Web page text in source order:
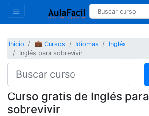
Inicio 💼 Cursos Idiomas
Inglés
Inglés para sobrevivir
Curso gratis de Inglés para
sobrevivir